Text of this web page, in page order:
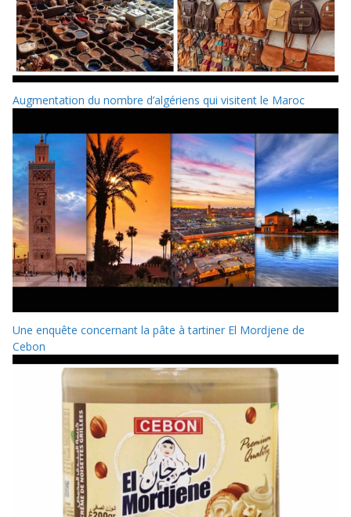
Augmentation du nombre d’algériens qui visitent le Maroc
Une enquête concernant la pâte à tartiner El Mordjene de
Cebon